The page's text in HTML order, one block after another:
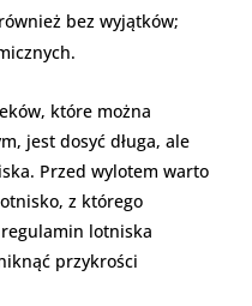
bez wyjątków;
które można
jest dosyć długa, ale
Przed wylotem warto
z którego
lotniska
przykrości